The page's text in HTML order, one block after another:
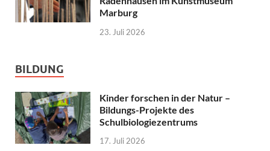
Marburg
23. Juli 2026
BILDUNG
Kinder forschen in der Natur –
Bildungs-Projekte des
Schulbiologiezentrums
17. Juli 2026